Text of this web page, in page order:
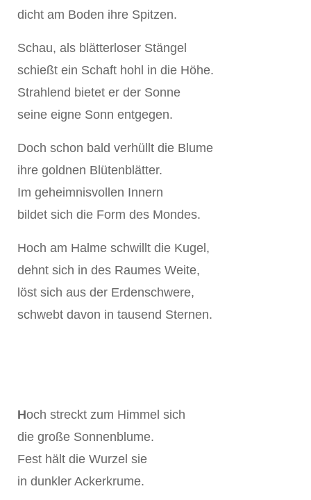
dicht am Boden ihre Spitzen.
Schau, als blätterloser Stängel
schießt ein Schaft hohl in die Höhe.
Strahlend bietet er der Sonne
seine eigne Sonn entgegen.
Doch schon bald verhüllt die Blume
ihre goldnen Blütenblätter.
Im geheimnisvollen Innern
bildet sich die Form des Mondes.
Hoch am Halme schwillt die Kugel,
dehnt sich in des Raumes Weite,
löst sich aus der Erdenschwere,
schwebt davon in tausend Sternen.
Hoch streckt zum Himmel sich
die große Sonnenblume.
Fest hält die Wurzel sie
in dunkler Ackerkrume.